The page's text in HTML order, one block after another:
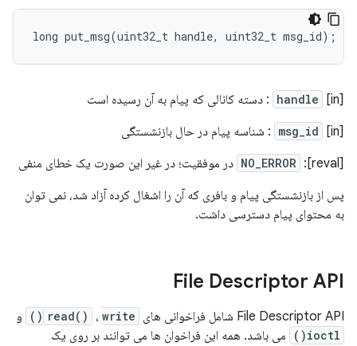
long put_msg(uint32_t handle, uint32_t msg_id);
[in]
handle : دسته کانالی که پیام به آن رسیده است
[in]
msg_id : شناسه پیام در حال بازنشستگی
[reval]:
NO_ERROR در موفقیت؛ در غیر این صورت یک خطای منفی
پس از بازنشستگی پیام و بافری که آن را اشغال کرده آزاد شد، نمی توان
به محتوای پیام دسترسی داشت.
File Descriptor API
File Descriptor API شامل فراخوانی های read() ، write() و
ioctl()
می باشد. همه این فراخوان ها می توانند بر روی یک